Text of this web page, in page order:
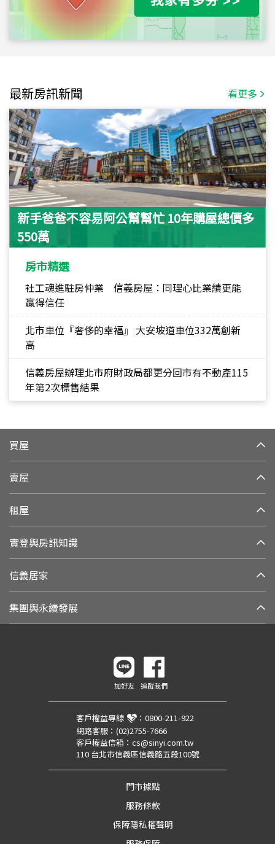
最新房訊新聞 看更多
新手爸爸不容易阿公幫幫忙 10年購屋總價多
550萬
房市精選
社工魂進駐房仲業 信義房屋：同理心比業績更能
贏得信任
北市車位『奢侈的幸福』 大安坡道車位332萬創新
高
信義房屋辦理北市府財政局都更分回市有不動產115
年第2次標售結果
買屋
賣屋
租屋
實登與房訊知識
信義居家
集團與永續發展
加好友 追蹤我們
客戶權益專線 ： 0800-211-922
網路客服： (02)2755-7666
客戶權益信箱： cs@sinyi.com.tw
110 台北市信義區信義路五段100號
門市據點
服務條款
保障隱私權聲明